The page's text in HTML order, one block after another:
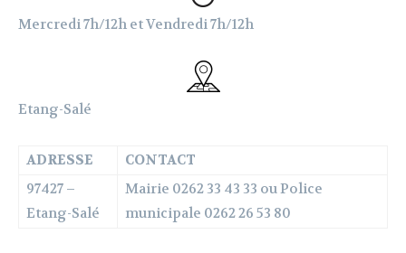
Mercredi 7h/12h et Vendredi 7h/12h
Etang-Salé
ADRESSE
CONTACT
97427 –
Etang-Salé
Mairie 0262 33 43 33 ou Police
municipale 0262 26 53 80